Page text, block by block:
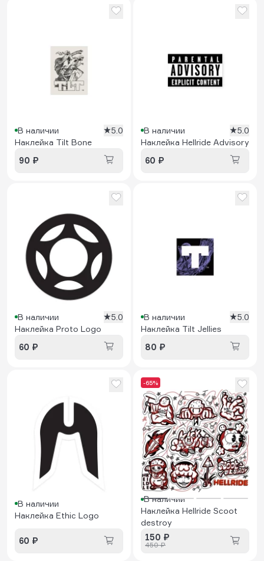
В наличии
5.0
Наклейка Tilt Bone
90 ₽
В наличии
5.0
Наклейка Hellride Advisory
60 ₽
В наличии
5.0
Наклейка Proto Logo
60 ₽
В наличии
5.0
Наклейка Tilt Jellies
80 ₽
В наличии
Наклейка Ethic Logo
60 ₽
-65%
В наличии
Наклейка Hellride Scoot
destroy
150 ₽
450 ₽